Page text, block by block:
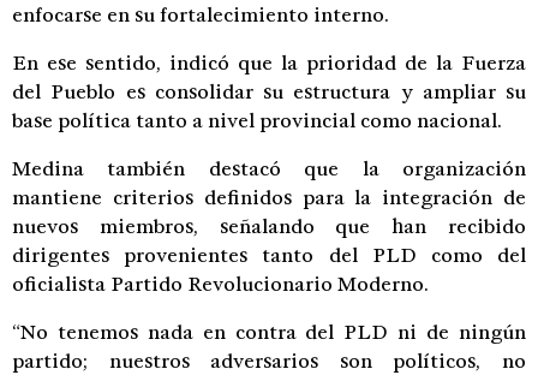
enfocarse en su fortalecimiento interno.
En ese sentido, indicó que la prioridad de la Fuerza
del Pueblo es consolidar su estructura y ampliar su
base política tanto a nivel provincial como nacional.
Medina también destacó que la organización
mantiene criterios definidos para la integración de
nuevos miembros, señalando que han recibido
dirigentes provenientes tanto del PLD como del
oficialista Partido Revolucionario Moderno.
“No tenemos nada en contra del PLD ni de ningún
partido; nuestros adversarios son políticos, no